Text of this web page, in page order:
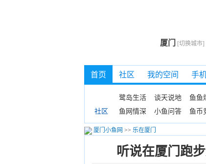
厦门 [切换城市]
首页 社区 我的空间 手
社区
鹭岛生活 谈天说地
鱼鱼
鱼网情深
小鱼问答 鱼币
厦门小鱼网 >> 乐在厦门
听说在厦门跑